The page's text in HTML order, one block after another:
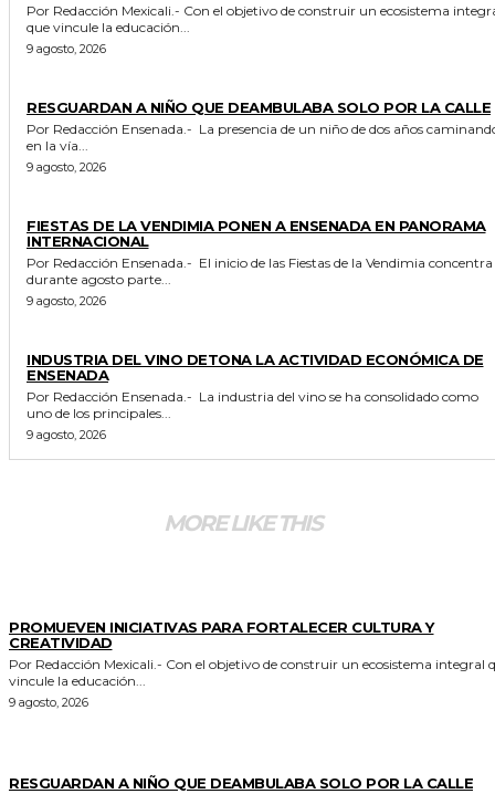
Por Redacción Mexicali.- Con el objetivo de construir un ecosistema integral
que vincule la educación...
9 agosto, 2026
RESGUARDAN A NIÑO QUE DEAMBULABA SOLO POR LA CALLE
Por Redacción Ensenada.- La presencia de un niño de dos años caminando
en la vía...
9 agosto, 2026
FIESTAS DE LA VENDIMIA PONEN A ENSENADA EN PANORAMA
INTERNACIONAL
Por Redacción Ensenada.- El inicio de las Fiestas de la Vendimia concentra
durante agosto parte...
9 agosto, 2026
INDUSTRIA DEL VINO DETONA LA ACTIVIDAD ECONÓMICA DE
ENSENADA
Por Redacción Ensenada.- La industria del vino se ha consolidado como
uno de los principales...
9 agosto, 2026
MORE LIKE THIS
PROMUEVEN INICIATIVAS PARA FORTALECER CULTURA Y
CREATIVIDAD
Por Redacción Mexicali.- Con el objetivo de construir un ecosistema integral que
vincule la educación...
9 agosto, 2026
RESGUARDAN A NIÑO QUE DEAMBULABA SOLO POR LA CALLE